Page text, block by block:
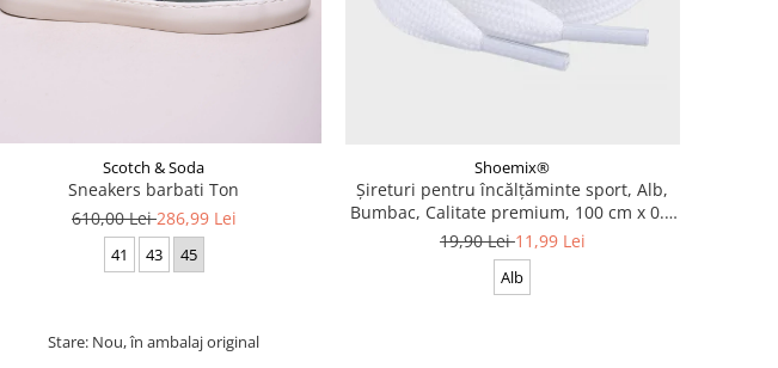
Scotch & Soda
Sneakers barbati Ton
610,00 Lei286,99 Lei
41 43 45
Stare: Nou, în ambalaj original
Shoemix®
Șireturi pentru încălțăminte sport, Alb,
Bumbac, Calitate premium, 100 cm x 0.8
cm
19,90 Lei11,99 Lei
Alb